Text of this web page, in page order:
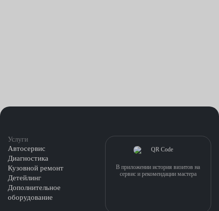
Услуги
Автосервис
Диагностика
Кузовной ремонт
Детейлинг
Дополнительное
оборудование
В приложении история визитов на
сервис и рекомендации мастера